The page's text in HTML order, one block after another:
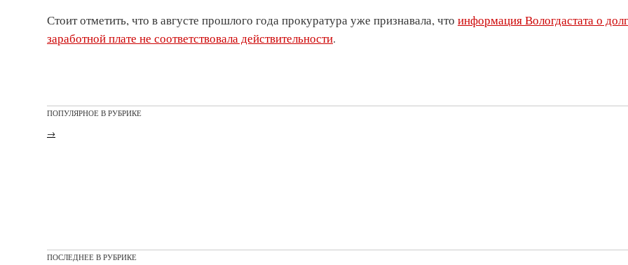
Стоит отметить, что в августе прошлого года прокуратура уже признавала, что информация Вологдастата о
заработной плате не соответствовала действительности.
ПОПУЛЯРНОЕ В РУБРИКЕ
→
ПОСЛЕДНЕЕ В РУБРИКЕ